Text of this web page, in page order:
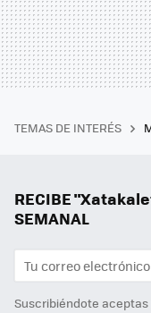
TEMAS DE INTERÉS
RECIBE
SEMANAL
Suscribiéndote